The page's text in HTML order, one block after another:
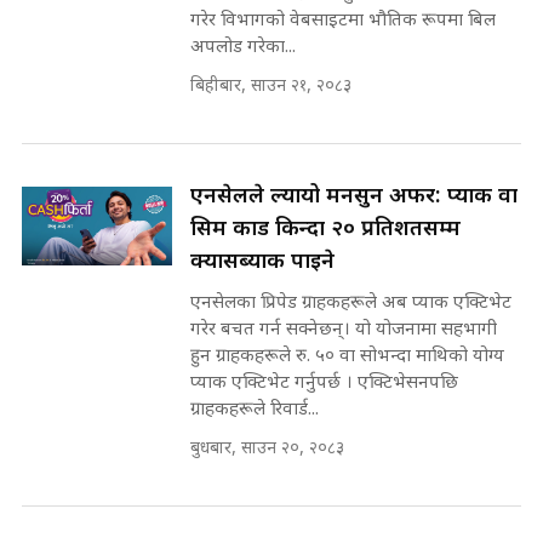
रसुवाकाे भाङ्गे झरना | Bhange
SIDHAKURA ||
कहिले बन्ला चक्रपथ ? विस्तार कार्यमा
Expansion Dilemma |
SIDHAKURA |
पटकपटक भावुक बने गृहमन्त्री सुदन
SIDHAKURA ||
घुसको डिल || Raj Kumar Gupta ||
SIDHAKURA ||
भूमिसुधार मन्त्रीलाई जोगाइदै ! ||
SIDHAKURA ||
७८ लाख घुस खाने मन्त्री ! जोगाउने
प्रधानमन्त्री ? || SIDHAKURA ||
SIDHAKURA INVESTIGATION
||
गरेर विभागको वेबसाइटमा भौतिक रूपमा बिल
अपलोड गरेका...
बिहीबार, साउन २१, २०८३
एनसेलले ल्यायो मनसुन अफर: प्याक वा
सिम कार्ड किन्दा २० प्रतिशतसम्म
क्यासब्याक पाइने
एनसेलका प्रिपेड ग्राहकहरूले अब प्याक एक्टिभेट
गरेर बचत गर्न सक्नेछन्। यो योजनामा सहभागी
हुन ग्राहकहरूले रु. ५० वा सोभन्दा माथिको योग्य
प्याक एक्टिभेट गर्नुपर्छ । एक्टिभेसनपछि
ग्राहकहरूले रिवार्ड...
बुधबार, साउन २०, २०८३